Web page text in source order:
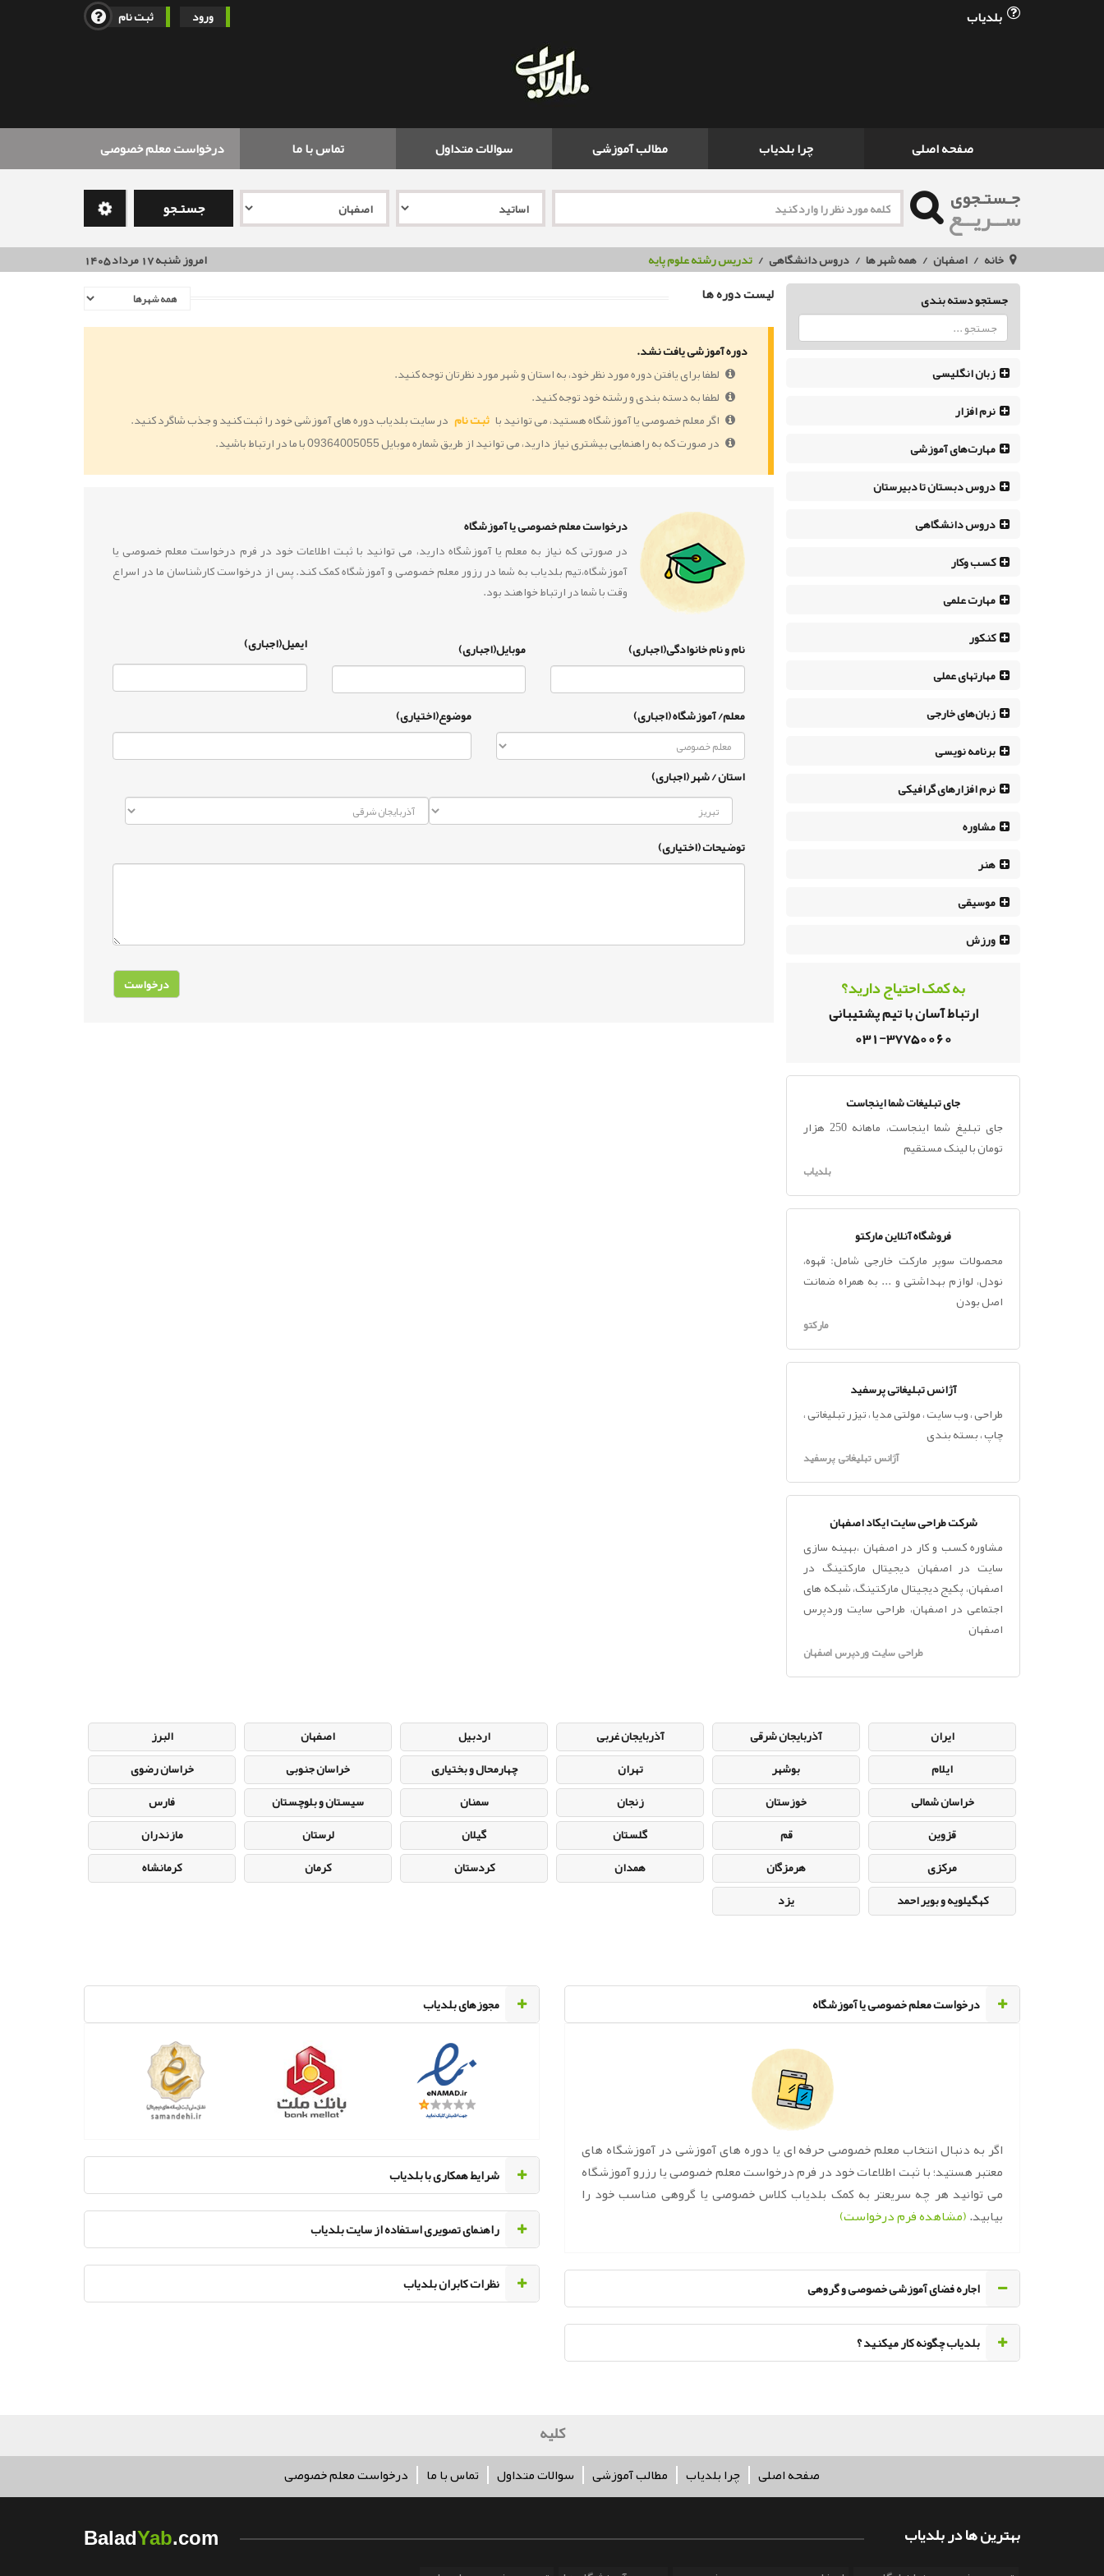
ورود ثبت نام بلدیاب
صفحه اصلی چرا بلدیاب مطالب آموزشی سوالات متداول تماس با ما درخواست معلم خصوصی
جـستـجوی
ســریــع جستـجو
خانه اصفهان همه شهر ها دروس دانشگاهی تدریس رشته علوم پایه
امروز شنبه 17 مرداد 1405
جستجو دسته بندی
زبان انگلیسی
نرم افزار
مهارت‌های آموزشی
دروس دبستان تا دبیرستان
دروس دانشگاهی
کسب وکار
مهارت علمی
کنکور
مهارتهای عملی
زبان‌های خارجی
برنامه نویسی
نرم افزار‌های گرافیکی
مشاوره
هنر
موسیقی
ورزش
به کمک احتیاج دارید؟
ارتباط آسان با تیم پشتیبانی
031-37750060
جای تبلیغات شما اینجاست
جای تبلیغ شما اینجاست، ماهانه 250 هزار
تومان با لینک مستقیم
بلدیاب
فروشگاه آنلاین مارکتو
محصولات سوپر مارکت خارجی شامل: قهوه،
نودل، لوازم بهداشتی و ... به همراه ضمانت
اصل بودن
مارکتو
آژانس تبلیغاتی پرسفید
طراحی ، وب سایت ، مولتی مدیا ، تیزر تبلیغاتی ،
چاپ ، بسته بندی
آژانس تبلیغاتی پرسفید
شرکت طراحی سایت ایکاد اصفهان
مشاوره کسب و کار در اصفهان ،بهینه سازی
سایت در اصفهان دیجیتال مارکتینگ در
اصفهان، پکیج دیجیتال مارکتینگ، شبکه های
اجتماعی در اصفهان، طراحی سایت وردپرس
اصفهان
طراحی سایت وردپرس اصفهان
لیست دوره ها
دوره آموزشی یافت نشد.
لطفا برای یافتن دوره مورد نظر خود، به استان و شهر مورد نظرتان توجه کنید.
لطفا به دسته بندی و رشته خود توجه کنید.
اگر معلم خصوصی یا آموزشگاه هستید، می توانید با ثبت نام در سایت بلدیاب دوره های آموزشی خود را ثبت کنید و جذب شاگرد کنید.
در صورت که به راهنمایی بیشتری نیاز دارید، می توانید از طریق شماره موبایل 09364005055 با ما در ارتباط باشید.
درخواست معلم خصوصی یا آموزشگاه
در صورتی که نیاز به معلم یا آموزشگاه دارید، می توانید با ثبت اطلاعات خود در فرم درخواست معلم خصوصی یا
آموزشگاه،تیم بلدیاب به شما در رزور معلم خصوصی و آموزشگاه کمک کند. پس از درخواست کارشناسان ما در اسراع
وقت با شما در ارتباط خواهند بود.
نام و نام خانوادگی(اجباری) موبایل(اجباری) ایمیل(اجباری)
معلم/ آموزشگاه (اجباری) موضوع(اختیاری)
استان / شهر (اجباری)
توضیحات (اختیاری)
ایران آذربایجان شرقی آذربایجان غربی اردبیل اصفهان
البرز
ایلام
بوشهر تهران چهارمحال و بختیاری خراسان جنوبی
خراسان رضوی
خراسان شمالی
خوزستان زنجان سمنان سیستان و بلوچستان
فارس
قزوین
قم گلستان گیلان لرستان
مازندران
مرکزی
هرمزگان همدان کردستان کرمان
کرمانشاه
کهگیلویه و بویر احمد
یزد
‌درخواست معلم خصوصی یا آموزشگاه
اگر به دنبال انتخاب معلم خصوصی حرفه ای یا دوره های آموزشی در آموزشگاه های
معتبر هستید؛ با ثبت اطلاعات خود در فرم درخواست معلم خصوصی یا رزرو آموزشگاه
می توانید هر چه سریعتر به کمک بلدیاب کلاس خصوصی یا گروهی مناسب خود را
بیابید.(مشاهده فرم درخواست)
اجاره فضای آموزشی خصوصی و گروهی
‌بلدیاب چگونه کار میکنید ؟
مجوزهای بلدیاب
‌شرایط همکاری با بلدیاب
راهنمای تصویری استفاده از سایت بلدیاب
نظرات کابران بلدیاب
کلیه حقوق مربوط
صفحه اصلی چرا بلدیاب مطالب آموزشی سوالات متداول تماس با ما درخواست معلم خصوصی
بهترین ها در بلدیاب BaladYab.com